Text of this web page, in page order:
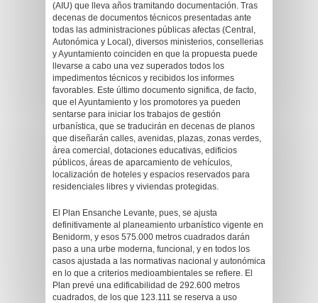
(AIU) que lleva años tramitando documentación. Tras
decenas de documentos técnicos presentadas ante
todas las administraciones públicas afectas (Central,
Autonómica y Local), diversos ministerios, consellerias
y Ayuntamiento coinciden en que la propuesta puede
llevarse a cabo una vez superados todos los
impedimentos técnicos y recibidos los informes
favorables. Este último documento significa, de facto,
que el Ayuntamiento y los promotores ya pueden
sentarse para iniciar los trabajos de gestión
urbanística, que se traducirán en decenas de planos
que diseñarán calles, avenidas, plazas, zonas verdes,
área comercial, dotaciones educativas, edificios
públicos, áreas de aparcamiento de vehículos,
localización de hoteles y espacios reservados para
residenciales libres y viviendas protegidas.
El Plan Ensanche Levante, pues, se ajusta
definitivamente al planeamiento urbanístico vigente en
Benidorm, y esos 575.000 metros cuadrados darán
paso a una urbe moderna, funcional, y en todos los
casos ajustada a las normativas nacional y autonómica
en lo que a criterios medioambientales se refiere. El
Plan prevé una edificabilidad de 292.600 metros
cuadrados, de los que 123.111 se reserva a uso